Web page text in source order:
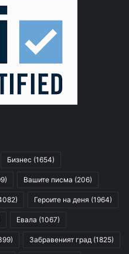
Бизнес (1654)
Вашите писма (206)
Героите на деня (1964)
Евала (1067)
Забравеният град (1825)